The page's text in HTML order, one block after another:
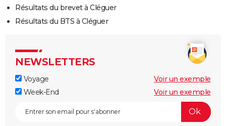
Résultats du brevet à Cléguer
Résultats du BTS à Cléguer
NEWSLETTERS
Voyage
Voir un exemple
Week-End
Voir un exemple